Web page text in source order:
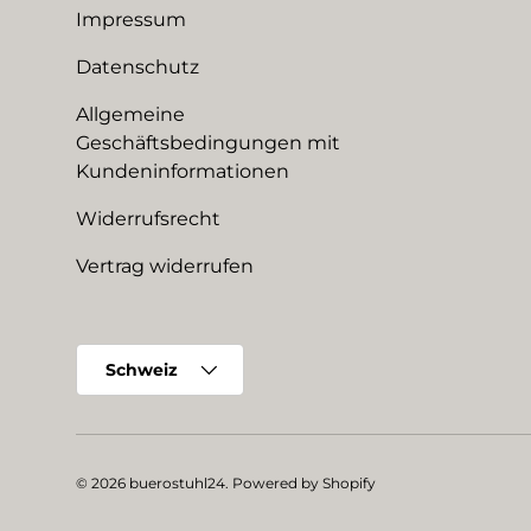
Impressum
Datenschutz
Allgemeine
Geschäftsbedingungen mit
Kundeninformationen
Widerrufsrecht
Vertrag widerrufen
Schweiz
© 2026 buerostuhl24. Powered by Shopify